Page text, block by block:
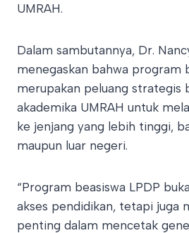
UMRAH.
Dalam sambutannya, Dr.
menegaskan bahwa program
merupakan peluang strategis
akademika UMRAH untuk
ke jenjang yang lebih tinggi,
maupun luar negeri.
“Program beasiswa LPDP
akses pendidikan, tetapi juga
penting dalam mencetak